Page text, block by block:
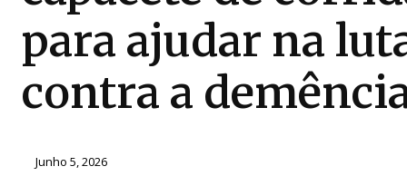
para ajudar na
contra a
Junho 5, 2026